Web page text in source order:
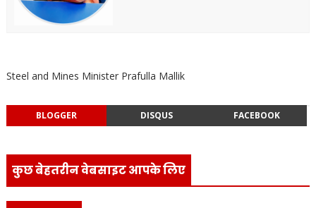
Steel and Mines Minister Prafulla Mallik
BLOGGER DISQUS FACEBOOK
कुछ बेहतरीन वेबसाइट आपके लिए